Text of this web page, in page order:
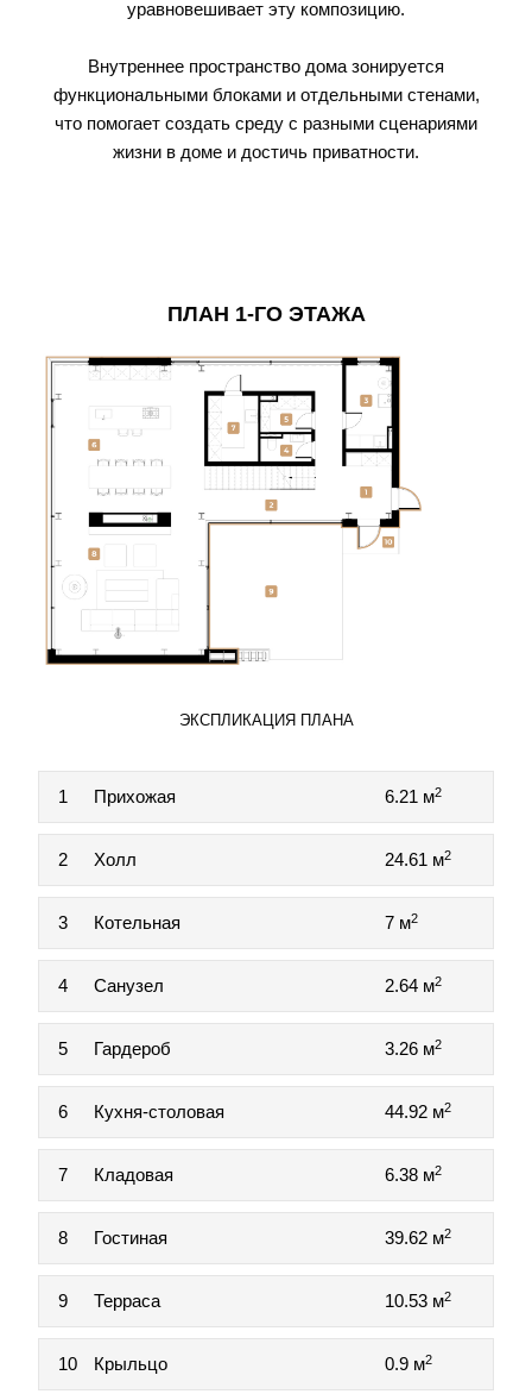
уравновешивает эту композицию.
Внутреннее пространство дома зонируется
функциональными блоками и отдельными стенами,
что помогает создать среду с разными сценариями
жизни в доме и достичь приватности.
ПЛАН 1-ГО ЭТАЖА
ЭКСПЛИКАЦИЯ ПЛАНА
1 Прихожая 6.21 м2
2 Холл 24.61 м2
3 Котельная 7 м2
4 Санузел 2.64 м2
5 Гардероб 3.26 м2
6 Кухня-столовая 44.92 м2
7 Кладовая 6.38 м2
8 Гостиная 39.62 м2
9 Терраса 10.53 м2
10 Крыльцо 0.9 м2